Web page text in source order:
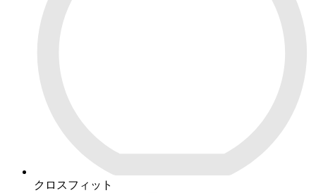
クロスフィット